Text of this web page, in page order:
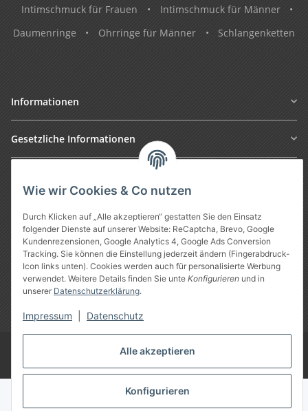
Alle akzeptieren
Konfigurieren
Wie wir Cookies & Co nutzen
Durch Klicken auf „Alle akzeptieren“ gestatten Sie den Einsatz
folgender Dienste auf unserer Website: ReCaptcha, Brevo, Google
Kundenrezensionen, Google Analytics 4, Google Ads Conversion
Tracking. Sie können die Einstellung jederzeit ändern (Fingerabdruck-
Icon links unten). Cookies werden auch für personalisierte Werbung
verwendet. Weitere Details finden Sie unte Konfigurieren und in
unserer Datenschutzerklärung.
Impressum Datenschutz
Intimschmuck für Frauen
• Intimschmuck für Männer
•
Daumenringe
• Ohrringe für Männer • Schlangenketten
Informationen
Gesetzliche Informationen
Vertrag widerrufen
* Alle Preise inkl. gesetzlicher USt., zzgl.
Google Analytics deaktivieren